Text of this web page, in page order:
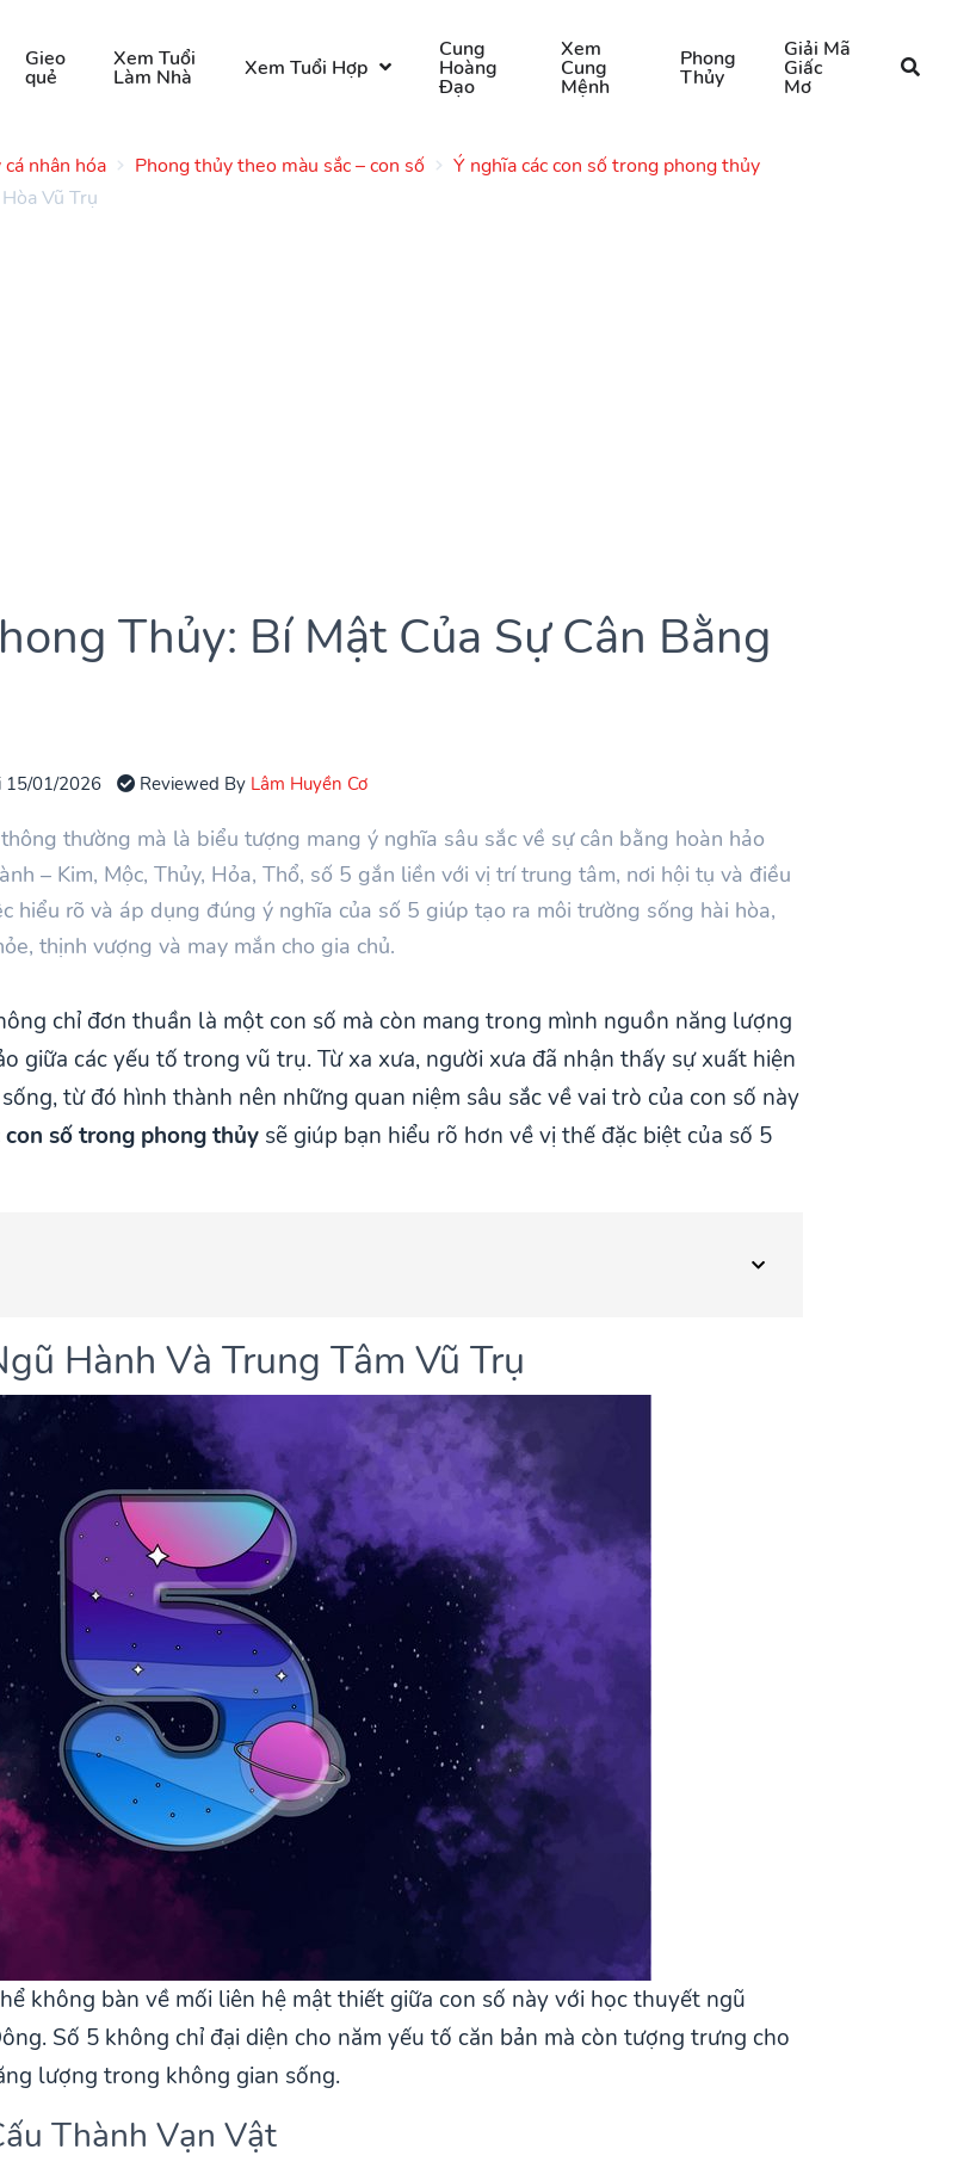
Gieo
quẻ
Xem Tuổi
Làm Nhà Xem Tuổi Hợp
Cung
Hoàng
Đạo
Xem
Cung
Mệnh
Phong
Thủy
Giải Mã
Giấc
Mơ
nhân hóa Phong thủy theo màu sắc – con số
Ý nghĩa các con số trong phong thủy
Vũ Trụ
Thủy: Bí Mật Của Sự Cân Bằng
15/01/2026 Reviewed By Lâm Huyền Cơ
thường mà là biểu tượng mang ý nghĩa sâu sắc về sự cân bằng hoàn hảo
– Kim, Mộc, Thủy, Hỏa, Thổ, số 5 gắn liền với vị trí trung tâm, nơi hội tụ và điều
hiểu rõ và áp dụng đúng ý nghĩa của số 5 giúp tạo ra môi trường sống hài hòa,
thịnh vượng và may mắn cho gia chủ.
chỉ đơn thuần là một con số mà còn mang trong mình nguồn năng lượng
giữa các yếu tố trong vũ trụ. Từ xa xưa, người xưa đã nhận thấy sự xuất hiện
từ đó hình thành nên những quan niệm sâu sắc về vai trò của con số này
con số trong phong thủy sẽ giúp bạn hiểu rõ hơn về vị thế đặc biệt của số 5
Hành Và Trung Tâm Vũ Trụ
không bàn về mối liên hệ mật thiết giữa con số này với học thuyết ngũ
Số 5 không chỉ đại diện cho năm yếu tố căn bản mà còn tượng trưng cho
lượng trong không gian sống.
Thành Vạn Vật